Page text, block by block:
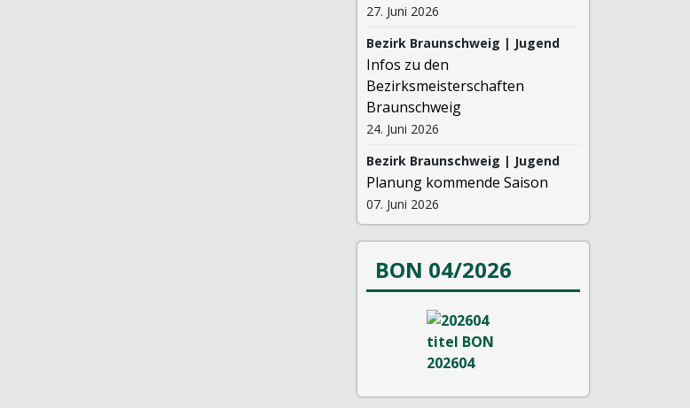
27. Juni 2026
Bezirk Braunschweig | Jugend
Infos zu den
Bezirksmeisterschaften
Braunschweig
24. Juni 2026
Bezirk Braunschweig | Jugend
Planung kommende Saison
07. Juni 2026
BON 04/2026